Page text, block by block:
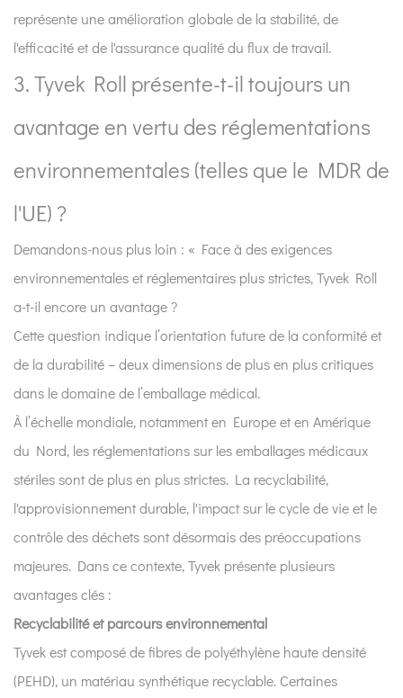
représente une amélioration globale de la stabilité, de
l'efficacité et de l'assurance qualité du flux de travail.
3. Tyvek Roll présente-t-il toujours un
avantage en vertu des réglementations
environnementales (telles que le MDR de
l'UE) ?
Demandons-nous plus loin : « Face à des exigences
environnementales et réglementaires plus strictes, Tyvek Roll
a-t-il encore un avantage ?
Cette question indique l’orientation future de la conformité et
de la durabilité – deux dimensions de plus en plus critiques
dans le domaine de l’emballage médical.
À l’échelle mondiale, notamment en Europe et en Amérique
du Nord, les réglementations sur les emballages médicaux
stériles sont de plus en plus strictes. La recyclabilité,
l'approvisionnement durable, l'impact sur le cycle de vie et le
contrôle des déchets sont désormais des préoccupations
majeures. Dans ce contexte, Tyvek présente plusieurs
avantages clés :
Recyclabilité et parcours environnemental
Tyvek est composé de fibres de polyéthylène haute densité
(PEHD), un matériau synthétique recyclable. Certaines